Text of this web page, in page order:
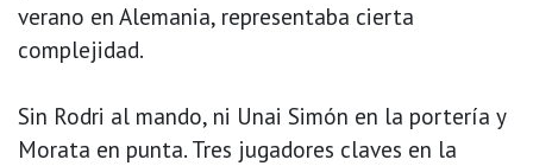
verano en Alemania, representaba cierta
complejidad.
Sin Rodri al mando, ni Unai Simón en la portería y
Morata en punta. Tres jugadores claves en la